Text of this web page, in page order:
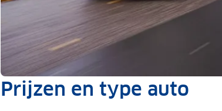
Prijzen en type auto